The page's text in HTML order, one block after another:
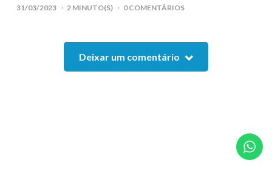
31/03/2023 2 MINUTO(S) 0 COMENTÁRIOS
Deixar um comentário